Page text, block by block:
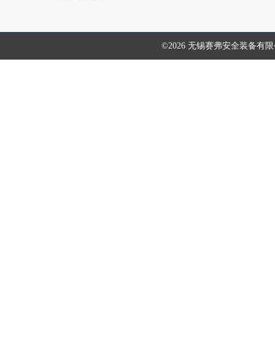
©2026 无锡赛弗安全装备有